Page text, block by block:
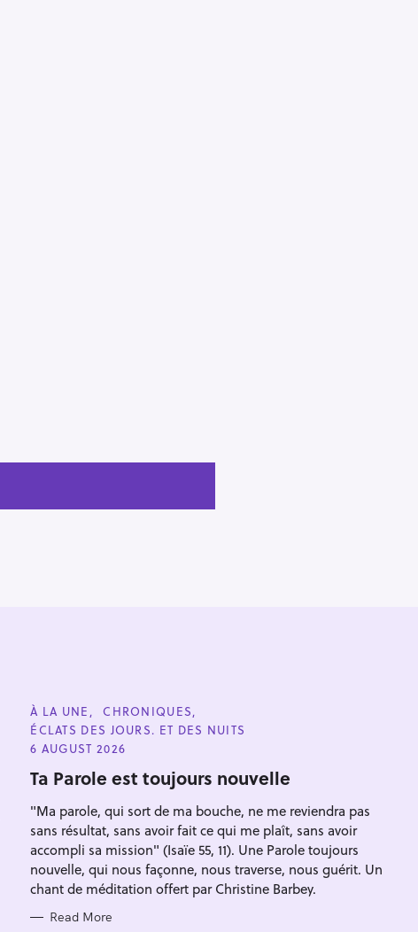
C
A
T
E
O
R
E
S
À LA UNE
CHRONIQUES
ÉCLATS DES JOURS. ET DES NUITS
6 AUGUST 2026
Ta Parole est toujours nouvelle
"Ma parole, qui sort de ma bouche, ne me reviendra pas
sans résultat, sans avoir fait ce qui me plaît, sans avoir
accompli sa mission" (Isaïe 55, 11). Une Parole toujours
nouvelle, qui nous façonne, nous traverse, nous guérit. Un
chant de méditation offert par Christine Barbey.
Read More